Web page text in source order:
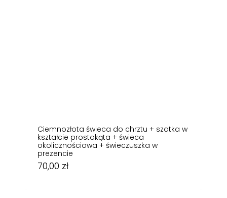
Ciemnozłota świeca do chrztu + szatka w
kształcie prostokąta + świeca
okolicznościowa + świeczuszka w
prezencie
70,00 zł
70,00zł